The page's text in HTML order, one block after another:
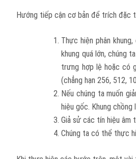
Hướng tiếp cận cơ bản để trích đặc
Thực hiện phân
khung quá lớn, chúng
trưng hợp lệ hoặc có
(chẳng hạn 256, 512,
Nếu chúng ta muốn
hiệu gốc. Khung chồng
Giả sử các tín hiệu âm
Chúng ta có thể thực